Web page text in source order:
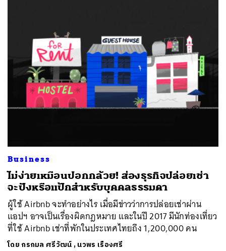
Business
ไม่ง่ายเหมือนปอกกล้วย! ส่องธุรกิจปล่อยเช่า
จะปังหรือแป้กสำหรับบุคคลธรรมดา
ผู้ใช้ Airbnb จะทำอย่างไร เมื่อมีข่าวว่าการปล่อยเช่าผ่าน
แอปฯ อาจเป็นเรื่องผิดกฎหมาย และในปี 2017 มีนักท่องเที่ยว
ที่ใช้ Airbnb เช่าที่พักในประเทศไทยถึง 1,200,000 คน
โดย กรกมล ศรีวัฒน์,นวพร เรืองศรี